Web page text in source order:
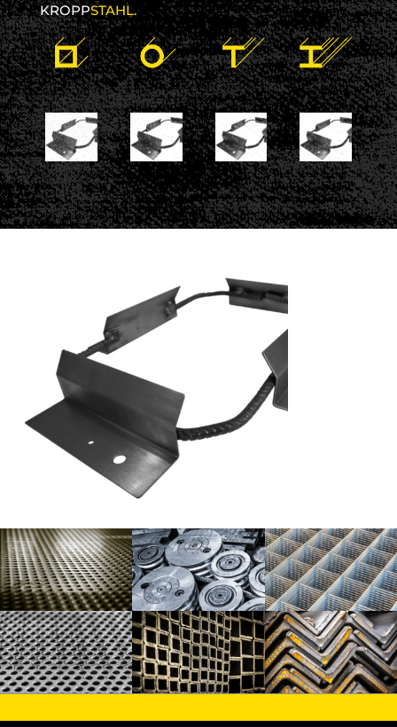
KROPPSTAHL.
24 November 2017
kroppstahl
No comments